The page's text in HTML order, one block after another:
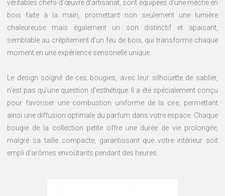
Animalerie
Outillage
Produits
Feux
d'artifice
véritables chefs-d'œuvre d'artisanat, sont équipées d'une mèche en
bois faite à la main, promettant non seulement une lumière
chaleureuse mais également un son distinctif et apaisant,
semblable au crépitement d'un feu de bois, qui transforme chaque
moment en une expérience sensorielle unique.
Le design soigné de ces bougies, avec leur silhouette de sablier,
n'est pas qu'une question d'esthétique. Il a été spécialement conçu
pour favoriser une combustion uniforme de la cire, permettant
ainsi une diffusion optimale du parfum dans votre espace. Chaque
bougie de la collection petite offre une durée de vie prolongée,
malgré sa taille compacte, garantissant que votre intérieur soit
empli d'arômes envoûtants pendant des heures.